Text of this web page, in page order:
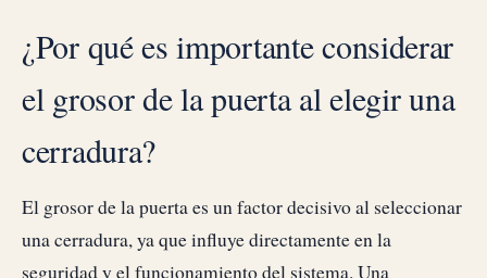
¿Por qué es importante considerar
el grosor de la puerta al elegir una
cerradura?
El grosor de la puerta es un factor decisivo al seleccionar
una cerradura, ya que influye directamente en la
seguridad y el funcionamiento del sistema. Una